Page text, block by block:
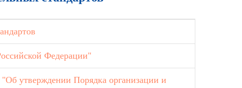
Федерации"
утверждении Порядка организации и